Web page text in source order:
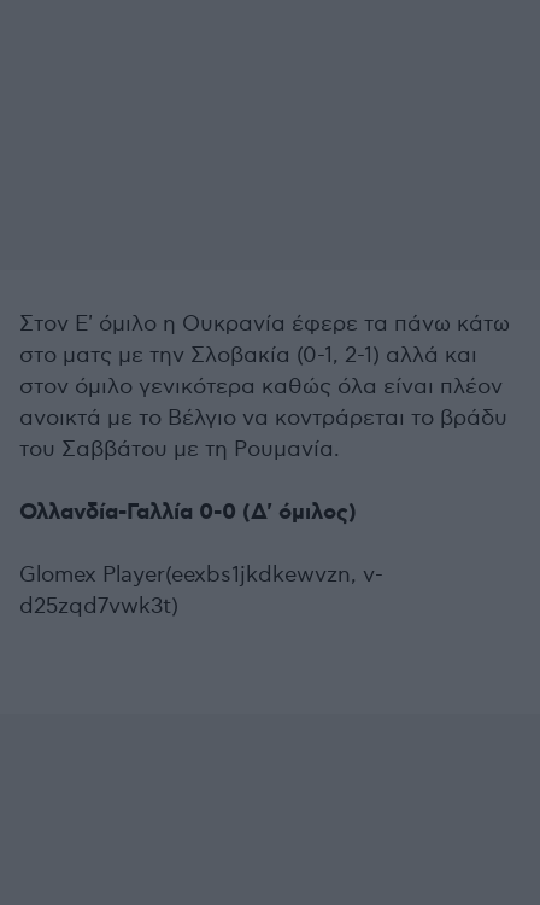
Στον Ε' όμιλο η Ουκρανία έφερε τα πάνω κάτω
στο ματς με την Σλοβακία (0-1, 2-1) αλλά και
στον όμιλο γενικότερα καθώς όλα είναι πλέον
ανοικτά με το Βέλγιο να κοντράρεται το βράδυ
του Σαββάτου με τη Ρουμανία.
Ολλανδία-Γαλλία 0-0 (Δ' όμιλος)
Glomex Player(eexbs1jkdkewvzn, v-
d25zqd7vwk3t)